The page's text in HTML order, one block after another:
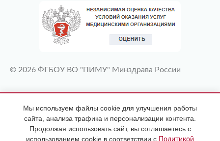
© 2026 ФГБОУ ВО "ПИМУ" Минздрава России
ИМЕЮТСЯ ПРОТИВОПОКАЗАНИЯ
НЕОБХОДИМА КОНСУЛЬТАЦИЯ
СПЕЦИАЛИСТА
Мы используем файлы cookie для улучшения работы
сайта, анализа трафика и персонализации контента.
Продолжая использовать сайт, вы соглашаетесь с
использованием cookie в соответствии с
Политикой